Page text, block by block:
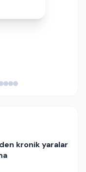
yaralar